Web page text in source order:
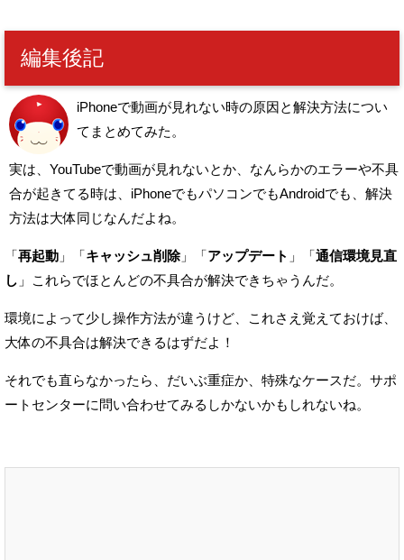
編集後記
iPhoneで動画が見れない時の原因と解決方法につい
てまとめてみた。
実は、YouTubeで動画が見れないとか、 なんらかのエラーや不具
合が起きてる時は、 iPhoneでもパソコンでもAndroidでも、解決
方法は大体同じなんだよね。
「再起動 」「キャッシュ削除 」「アップデート 」「通信環境見直
し 」 これらでほとんどの不具合が解決できちゃうんだ。
環境によって少し操作方法が違うけど、
これさえ覚えておけば、
大体の不具合は解決できるはずだよ！
それでも直らなかったら、だいぶ重症か、特殊なケースだ。 サポ
ートセンターに問い合わせてみるしかないかもしれないね。